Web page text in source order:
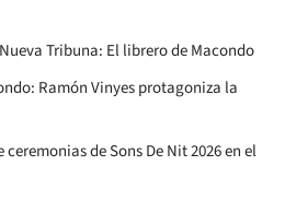
Tribuna: El librero de Macondo
Ramón Vinyes protagoniza la
de Sons De Nit 2026 en el